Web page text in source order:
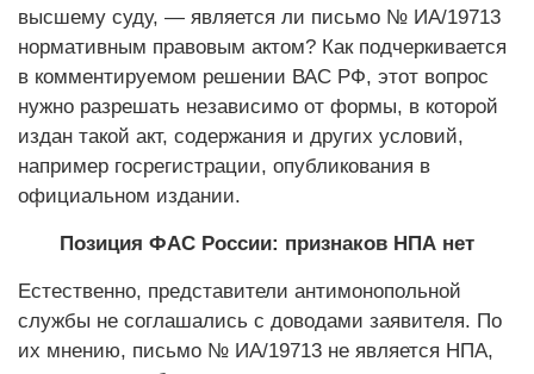
высшему суду, — является ли письмо № ИА/19713
нормативным правовым актом? Как подчеркивается
в комментируемом решении ВАС РФ, этот вопрос
нужно разрешать независимо от формы, в которой
издан такой акт, содержания и других условий,
например госрегистрации, опубликования в
официальном издании.
Позиция ФАС России: признаков НПА нет
Естественно, представители антимонопольной
службы не соглашались с доводами заявителя. По
их мнению, письмо № ИА/19713 не является НПА,